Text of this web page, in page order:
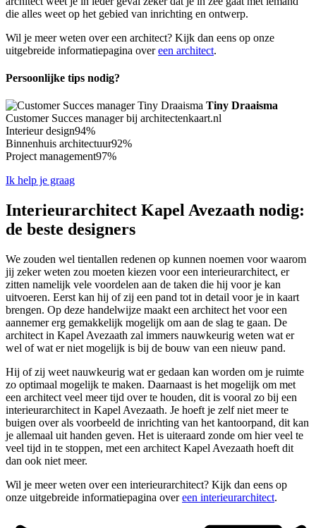
die alles weet op het gebied van inrichting en ontwerp.
Wil je meer weten over een architect? Kijk dan eens op onze
uitgebreide informatiepagina overeen architect.
Persoonlijke tips nodig?
Tiny Draaisma
Customer Succes manager bij architectenkaart.nl
Interieur design94%
Binnenhuis architectuur92%
Project management97%
Ik help je graag
Interieurarchitect Kapel Avezaath nodig:
de beste designers
We zouden wel tientallen redenen op kunnen noemen voor waarom
jij zeker weten zou moeten kiezen voor een interieurarchitect, er
zitten namelijk vele voordelen aan de taken die hij voor je kan
uitvoeren. Eerst kan hij of zij een pand tot in detail voor je in kaart
brengen. Op deze handelwijze maakt een architect het voor een
aannemer erg gemakkelijk mogelijk om aan de slag te gaan. De
architect in Kapel Avezaath zal immers nauwkeurig weten wat er
wel of wat er niet mogelijk is bij de bouw van een nieuw pand.
Hij of zij weet nauwkeurig wat er gedaan kan worden om je ruimte
zo optimaal mogelijk te maken. Daarnaast is het mogelijk om met
een architect veel meer tijd over te houden, dit is vooral zo bij een
interieurarchitect in Kapel Avezaath. Je hoeft je zelf niet meer te
buigen over als voorbeeld de inrichting van het kantoorpand, dit kan
je allemaal uit handen geven. Het is uiteraard zonde om hier veel te
veel tijd in te stoppen, met een architect Kapel Avezaath hoeft dit
dan ook niet meer.
Wil je meer weten over een interieurarchitect? Kijk dan eens op
onze uitgebreide informatiepagina overeen interieurarchitect.